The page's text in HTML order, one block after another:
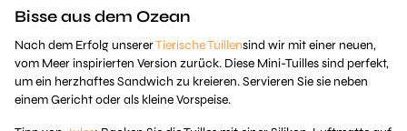
Bisse aus dem Ozean
Nach dem Erfolg unsererTierische Tuillensind wir mit einer neuen,
vom Meer inspirierten Version zurück. Diese Mini-Tuilles sind perfekt,
um ein herzhaftes Sandwich zu kreieren. Servieren Sie sie neben
einem Gericht oder als kleine Vorspeise.